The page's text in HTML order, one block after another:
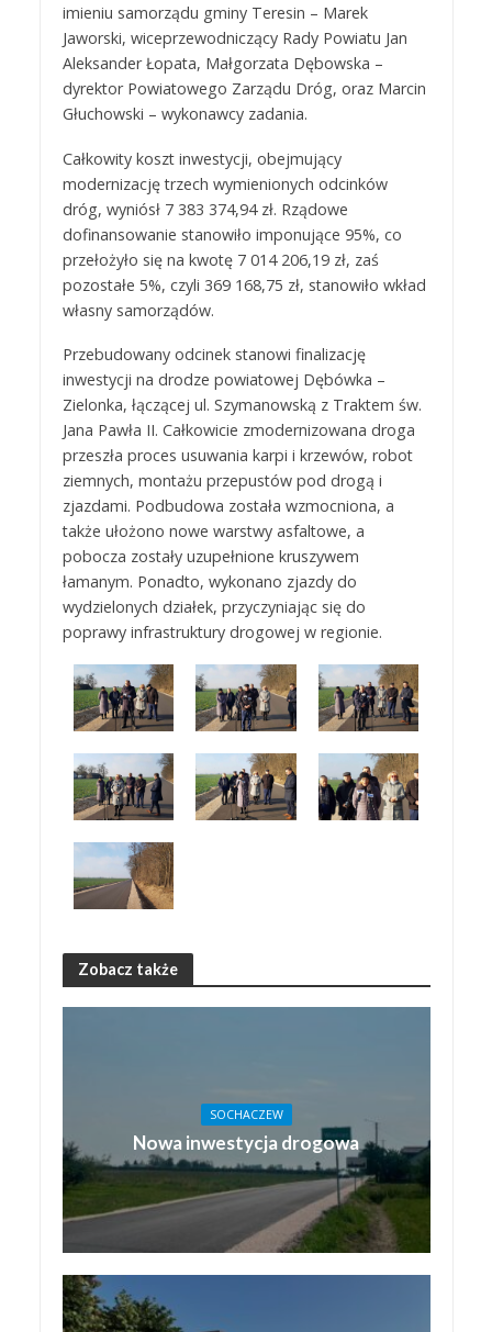
imieniu samorządu gminy Teresin – Marek
Jaworski, wiceprzewodniczący Rady Powiatu Jan
Aleksander Łopata, Małgorzata Dębowska –
dyrektor Powiatowego Zarządu Dróg, oraz Marcin
Głuchowski – wykonawcy zadania.
Całkowity koszt inwestycji, obejmujący
modernizację trzech wymienionych odcinków
dróg, wyniósł 7 383 374,94 zł. Rządowe
dofinansowanie stanowiło imponujące 95%, co
przełożyło się na kwotę 7 014 206,19 zł, zaś
pozostałe 5%, czyli 369 168,75 zł, stanowiło wkład
własny samorządów.
Przebudowany odcinek stanowi finalizację
inwestycji na drodze powiatowej Dębówka –
Zielonka, łączącej ul. Szymanowską z Traktem św.
Jana Pawła II. Całkowicie zmodernizowana droga
przeszła proces usuwania karpi i krzewów, robot
ziemnych, montażu przepustów pod drogą i
zjazdami. Podbudowa została wzmocniona, a
także ułożono nowe warstwy asfaltowe, a
pobocza zostały uzupełnione kruszywem
łamanym. Ponadto, wykonano zjazdy do
wydzielonych działek, przyczyniając się do
poprawy infrastruktury drogowej w regionie.
Zobacz także
SOCHACZEW
Nowa inwestycja drogowa